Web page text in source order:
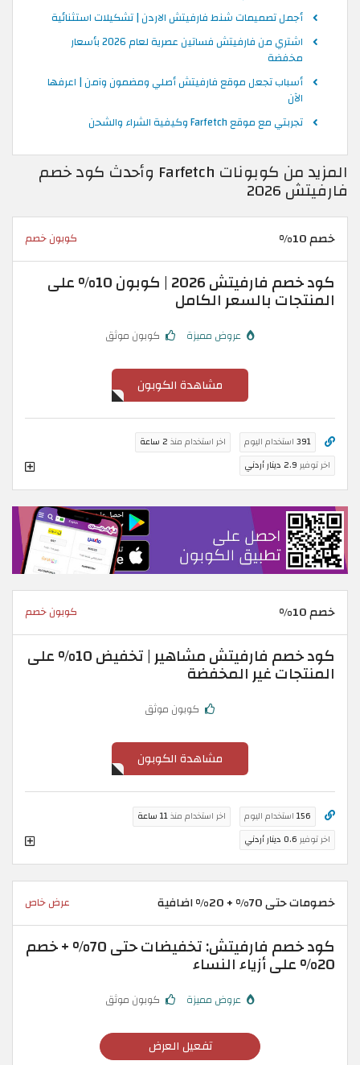
أجمل تصميمات شنط فارفيتش الاردن | تشكيلات استثنائية
اشتري من فارفيتش فساتين عصرية لعام 2026 بأسعار
مخفضة
أسباب تجعل موقع فارفيتش أصلي ومضمون وآمن | اعرفها
الآن
تجربتي مع موقع Farfetch وكيفية الشراء والشحن
المزيد من كوبونات Farfetch وأحدث كود خصم
فارفيتش 2026
خصم 10% كوبون خصم
كود خصم فارفيتش 2026 | كوبون 10% على
المنتجات بالسعر الكامل
عروض مميزة كوبون موثق
مشاهدة الكوبون
391 استخدام اليوم اخر استخدام منذ 2 ساعة
اخر توفير 2.9 دينار أردني
خصم 10% كوبون خصم
كود خصم فارفيتش مشاهير | تخفيض 10% على
المنتجات غير المخفضة
كوبون موثق
مشاهدة الكوبون
156 استخدام اليوم اخر استخدام منذ11 ساعة
اخر توفير 0.6 دينار أردني
خصومات حتى 70% + 20% اضافية عرض خاص
كود خصم فارفيتش: تخفيضات حتى 70% + خصم
20% على أزياء النساء
عروض مميزة كوبون موثق
تفعيل العرض